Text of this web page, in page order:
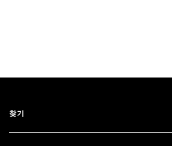
찾기